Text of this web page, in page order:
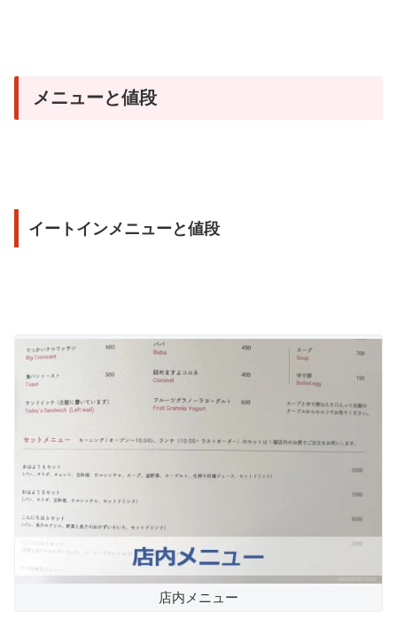
メニューと値段
イートインメニューと値段
店内メニュー